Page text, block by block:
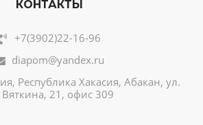
КОНТАКТЫ
+7(3902)22-16-96
diapom@yandex.ru
Республика Хакасия, Абакан, ул.
Вяткина, 21, офис 309